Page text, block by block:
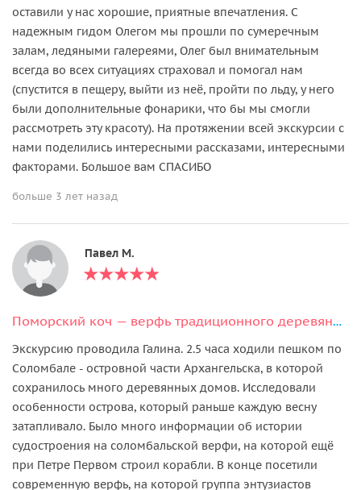
оставили у нас хорошие, приятные впечатления. С
надежным гидом Олегом мы прошли по сумеречным
залам, ледяными галереями, Олег был внимательным
всегда во всех ситуациях страховал и помогал нам
(спустится в пещеру, выйти из неё, пройти по льду, у него
были дополнительные фонарики, что бы мы смогли
рассмотреть эту красоту). На протяжении всей экскурсии с
нами поделились интересными рассказами, интересными
факторами. Большое вам СПАСИБО
больше 3 лет назад
Павел М.
Поморский коч — верфь традиционного деревянного судостроения
Экскурсию проводила Галина. 2.5 часа ходили пешком по
Соломбале - островной части Архангельска, в которой
сохранилось много деревянных домов. Исследовали
особенности острова, который раньше каждую весну
затапливало. Было много информации об истории
судостроения на соломбальской верфи, на которой ещё
при Петре Первом строил корабли. В конце посетили
современную верфь, на которой группа энтузиастов